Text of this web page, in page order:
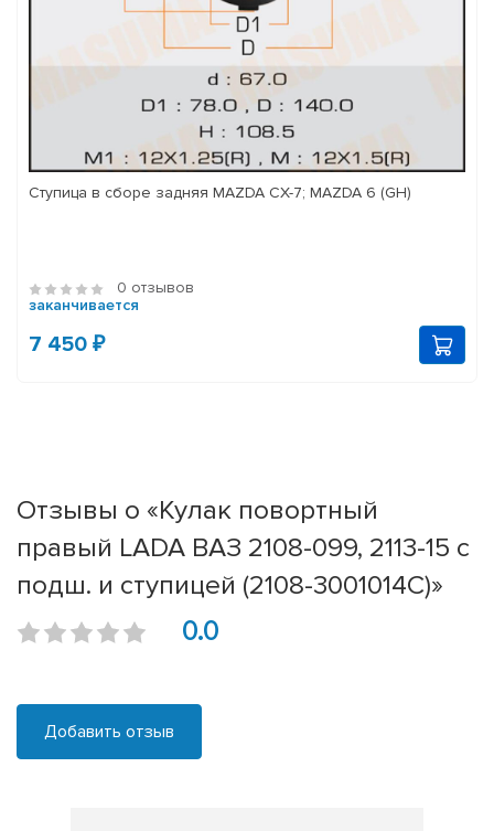
Ступица в сборе задняя MAZDA CX-7; MAZDA 6 (GH)
0 отзывов
заканчивается
7 450 ₽
Отзывы о «Кулак повортный
правый LADA ВАЗ 2108-099, 2113-15 с
подш. и ступицей (2108-3001014С)»
0.0
Добавить отзыв